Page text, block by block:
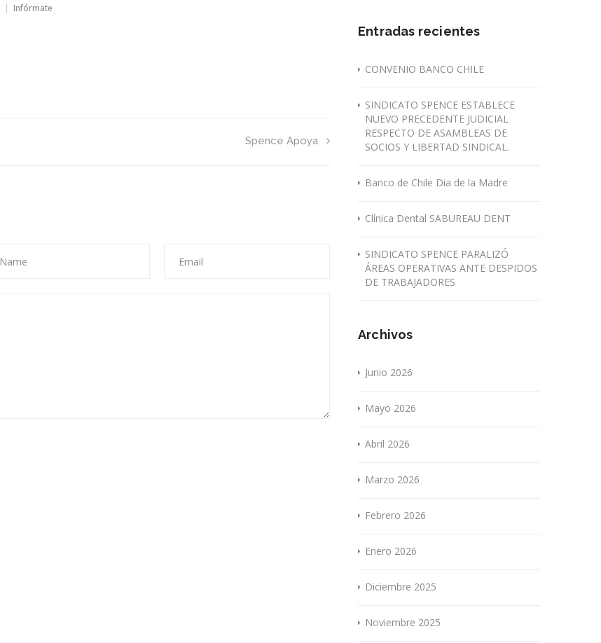
en Infórmate
Spence Apoya
Entradas recientes
CONVENIO BANCO CHILE
SINDICATO SPENCE ESTABLECE
NUEVO PRECEDENTE JUDICIAL
RESPECTO DE ASAMBLEAS DE
SOCIOS Y LIBERTAD SINDICAL.
Banco de Chile Dia de la Madre
Clínica Dental SABUREAU DENT
SINDICATO SPENCE PARALIZÓ
ÁREAS OPERATIVAS ANTE DESPIDOS
DE TRABAJADORES
Archivos
Junio 2026
Mayo 2026
Abril 2026
Marzo 2026
Febrero 2026
Enero 2026
Diciembre 2025
Noviembre 2025